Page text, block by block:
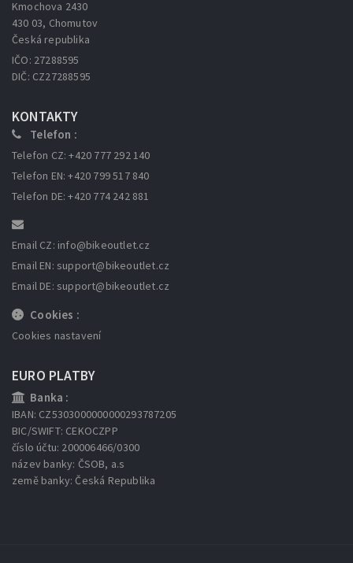
Kmochova 2430
430 03, Chomutov
Česká republika
IČO: 27288595
DIČ: CZ27288595
KONTAKTY
Telefon :
Telefon CZ: +420 777 292 140
Telefon EN: +420 799 517 840
Telefon DE: +420 774 242 881
Email CZ: info@bikeoutlet.cz
Email EN: support@bikeoutlet.cz
Email DE: support@bikeoutlet.cz
Cookies :
Cookies nastavení
EURO PLATBY
Banka :
IBAN: CZ5303000000000293787205
BIC/SWIFT: CEKOCZPP
číslo účtu: 200006466/0300
název banky: ČSOB, a.s
země banky: Česká Republika